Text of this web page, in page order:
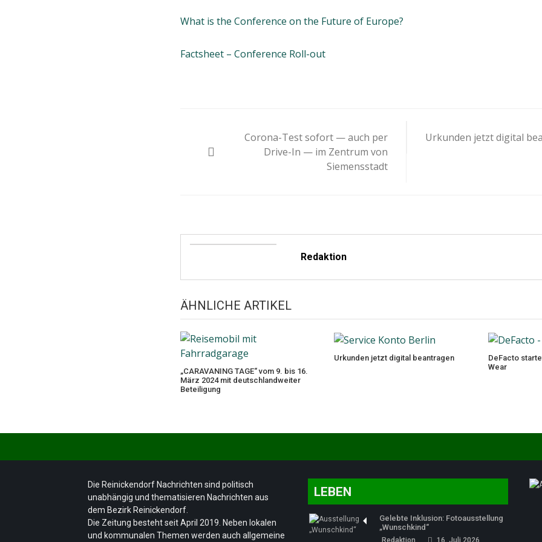
What is the Conference on the Future of Europe?
Factsheet – Conference Roll-out
Navigation
Corona-Test sofort — auch per
Drive-In — im Zentrum von
Siemensstadt
Urkunden jetzt digital
Redaktion
ÄHNLICHE ARTIKEL
„CARAVANING TAGE“ vom 9. bis 16.
März 2024 mit deutschlandweiter
Beteiligung
Urkunden jetzt digital beantragen
DeFacto
Wear
Die Reinickendorf Nachrichten sind politisch
unabhängig und thematisieren Nachrichten aus
dem Bezirk Reinickendorf.
Die Zeitung besteht seit April 2019. Neben lokalen
und kommunalen Themen werden auch allgemeine
LEBEN
Gelebte Inklusion: Fotoausstellung
„Wunschkind“
Redaktion 16. Juli 2026